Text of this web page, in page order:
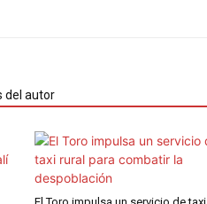
del autor